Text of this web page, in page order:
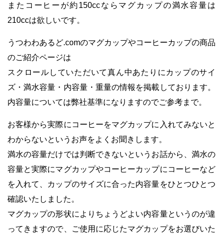
またコーヒーが約150ccならマグカップの満水容量は
210ccは欲しいです。
うつわわあるど.comのマグカップやコーヒーカップの商品
のご紹介ページは
スクロールしていただいて真ん中あたりにカップのサイ
ズ・満水容量・内容量・重量の情報を掲載しております。
内容量については弊社基準になりますのでご参考まで。
お客様から実際にコーヒーをマグカップに入れてみないと
わからないというお声をよくお聞きします。
満水の容量だけでは判断できないというお話から、 満水の
容量と実際にマグカップやコーヒーカップにコーヒーなど
を入れて、カップのサイズに合った内容量をひとつひとつ
確認いたしました。
マグカップの形状によりちょうどよい内容量というのが違
ってきますので、
ご使用に応じたマグカップをお選びいた